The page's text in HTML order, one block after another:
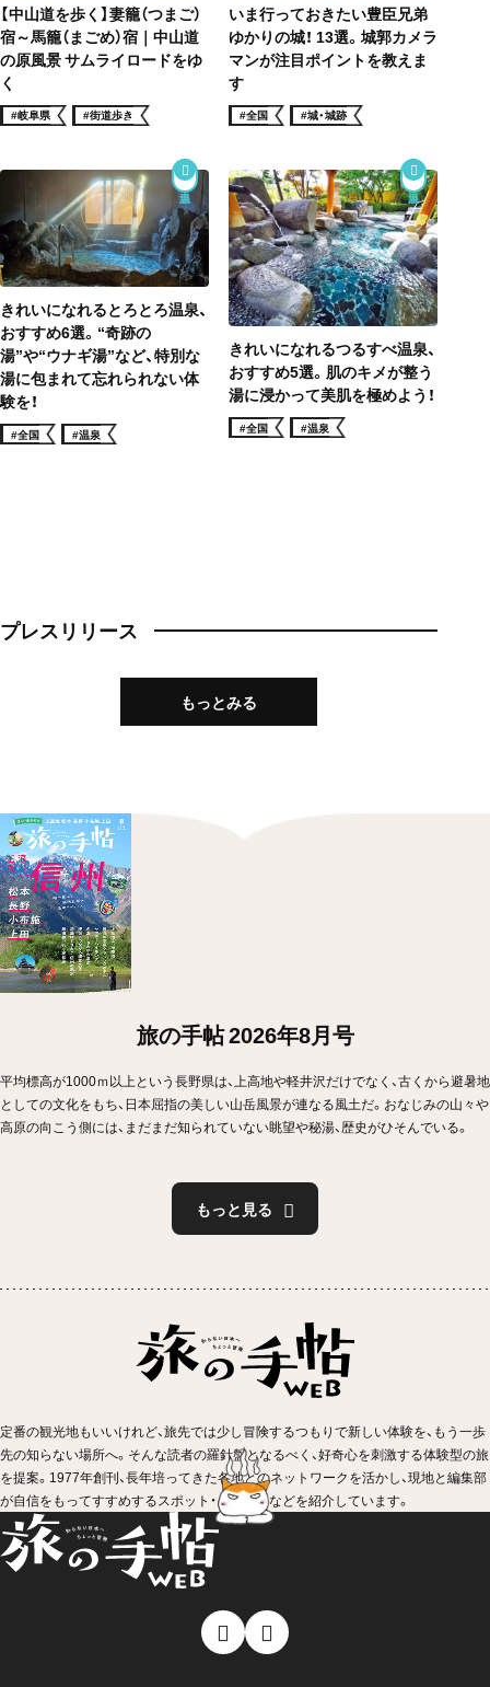
【中山道を歩く】妻籠（つまご）
宿～馬籠（まごめ）宿｜中山道
の原風景 サムライロードをゆ
く
#岐阜県 #街道歩き
いま行っておきたい豊臣兄弟
ゆかりの城！ 13選。城郭カメラ
マンが注目ポイントを教えま
す
#全国 #城・城跡
きれいになれるとろとろ温泉、
おすすめ6選。“奇跡の
湯”や“ウナギ湯”など、特別な
湯に包まれて忘れられない体
験を！
#全国 #温泉
きれいになれるつるすべ温泉、
おすすめ5選。肌のキメが整う
湯に浸かって美肌を極めよう！
#全国 #温泉
プレスリリース
もっとみる
旅の手帖 2026年8月号
平均標高が1000ｍ以上という長野県は、上高地や軽井沢だけでなく、古くから避暑地
としての文化をもち、日本屈指の美しい山岳風景が連なる風土だ。おなじみの山々や
高原の向こう側には、まだまだ知られていない眺望や秘湯、歴史がひそんでいる。
もっと見る
定番の観光地もいいけれど、旅先では少し冒険するつもりで新しい体験を、もう一歩
先の知らない場所へ。そんな読者の羅針盤となるべく、好奇心を刺激する体験型の旅
を提案。1977年創刊、長年培ってきた各地とのネットワークを活かし、現地と編集部
が自信をもってすすめするスポット・イベントなどを紹介しています。